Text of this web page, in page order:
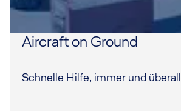
Aircraft on Ground
Schnelle Hilfe, immer und überall